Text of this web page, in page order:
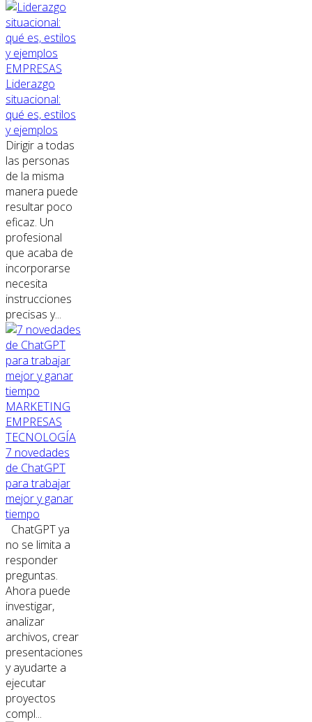
EMPRESAS
Liderazgo
situacional:
qué es, estilos
y ejemplos
Dirigir a todas
las personas
de la misma
manera puede
resultar poco
eficaz. Un
profesional
que acaba de
incorporarse
necesita
instrucciones
precisas y...
MARKETING
EMPRESAS
TECNOLOGÍA
7 novedades
de ChatGPT
para trabajar
mejor y ganar
tiempo
ChatGPT ya
no se limita a
responder
preguntas.
Ahora puede
investigar,
analizar
archivos, crear
presentaciones
y ayudarte a
ejecutar
proyectos
compl...